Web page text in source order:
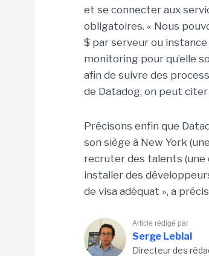
et se connecter aux
obligatoires. « Nous
$ par serveur ou
monitoring pour qu’elle
afin de suivre des
de Datadog, on peut
Précisons enfin que
son siège à New York
recruter des talents (une
installer des
de visa adéquat », a
Article rédigé par
Serge Leblal
Directeur des